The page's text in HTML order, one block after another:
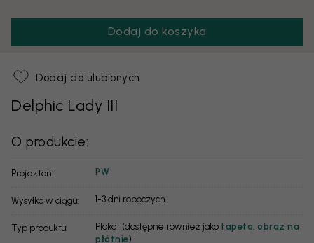
Dodaj do koszyka
Dodaj do ulubionych
Delphic Lady III
O produkcie:
Projektant: PW
Wysyłka w ciągu: 1-3 dni roboczych
Typ produktu: Plakat (dostępne również jako tapeta obraz na
płótnie)